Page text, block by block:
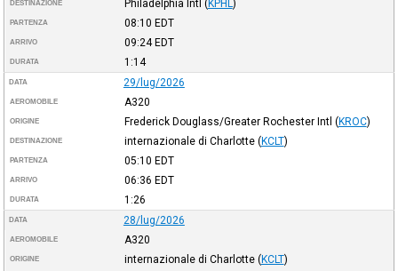
DESTINAZIONE Philadelphia Intl (KPHL )
PARTENZA 08:10 EDT
ARRIVO 09:24EDT
DURATA 1:14
DATA 29/lug/2026
AEROMOBILE A320
ORIGINE Frederick Douglass/Greater Rochester Intl (KROC)
DESTINAZIONE internazionale di Charlotte (KCLT)
PARTENZA 05:10 EDT
ARRIVO 06:36 EDT
DURATA 1:26
DATA 28/lug/2026
AEROMOBILE A320
ORIGINE internazionale di Charlotte (KCLT)